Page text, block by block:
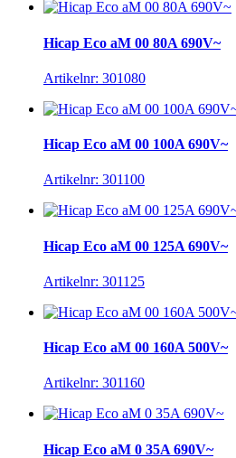
Hicap Eco aM 00 80A 690V~
Artikelnr: 301080
Hicap Eco aM 00 100A 690V~
Artikelnr: 301100
Hicap Eco aM 00 125A 690V~
Artikelnr: 301125
Hicap Eco aM 00 160A 500V~
Artikelnr: 301160
Hicap Eco aM 0 35A 690V~